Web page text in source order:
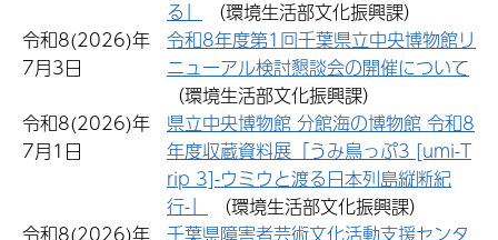
る」
（環境生活部文化振興課）
令和8(2026)年
7月3日
令和8年度第1回千葉県立中央博物館リ
ニューアル検討懇談会の開催について
（環境生活部文化振興課）
令和8(2026)年
7月1日
県立中央博物館 分館海の博物館 令和8
年度収蔵資料展「うみ鳥っぷ3 [umi-T
rip 3]-ウミウと渡る日本列島縦断紀
行-」
（環境生活部文化振興課）
令和8(2026)年 千葉県障害者芸術文化活動支援センタ